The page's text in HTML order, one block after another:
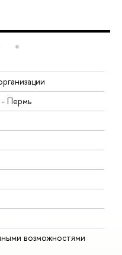
Пермь
возможностями